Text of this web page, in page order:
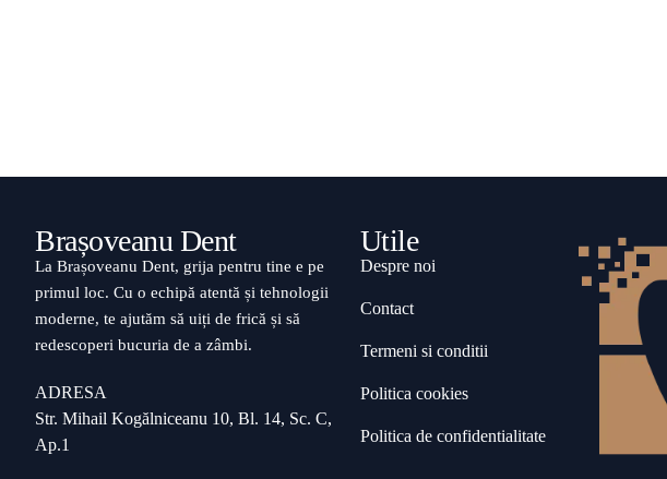
Brașoveanu Dent
La Brașoveanu Dent, grija pentru tine e pe
primul loc. Cu o echipă atentă și tehnologii
moderne, te ajutăm să uiți de frică și să
redescoperi bucuria de a zâmbi.
ADRESA
Str. Mihail Kogălniceanu 10, Bl. 14, Sc. C,
Ap.1
Utile
Despre noi
Contact
Termeni si conditii
Politica cookies
Politica de confidentialitate